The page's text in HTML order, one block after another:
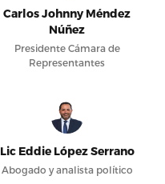
Carlos Johnny Méndez
Núñez
Presidente Cámara de
Representantes
Lic Eddie López Serrano
Abogado y analista político